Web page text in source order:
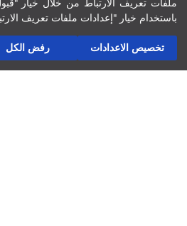
ملفات تعريف الارتباط من خلال خيار
باستخدام خيار "إعدادات ملفات تعريف
تخصيص الاعدادات رفض الكل
أضف إلى
ثوب:
الإرجاع
تابعنا